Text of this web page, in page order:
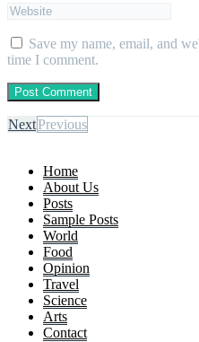
Save my name, email, and
time I comment.
NextPrevious
Home
About Us
Posts
Sample Posts
World
Food
Opinion
Travel
Science
Arts
Contact